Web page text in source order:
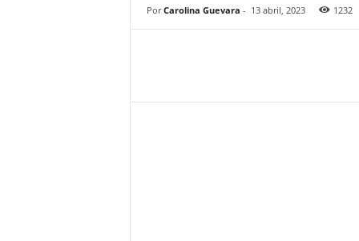
Por Carolina Guevara - 13 abril, 2023 1232